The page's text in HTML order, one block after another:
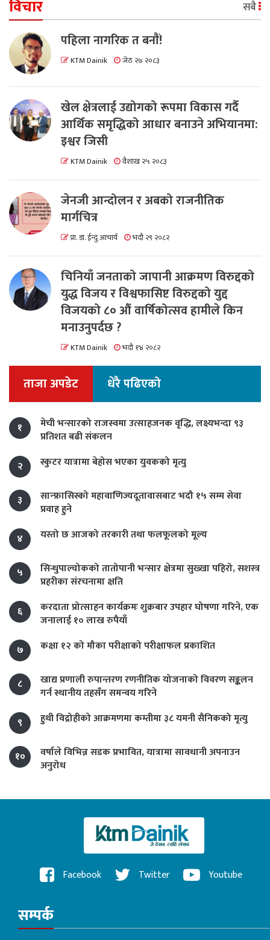
विचार सबै
पहिला नागरिक त बनाैं!
KTM Dainik जेठ २७ २०८३
खेल क्षेत्रलाई उद्योगको रूपमा विकास गर्दै
आर्थिक समृद्धिको आधार बनाउने अभियानमा:
इश्वर जिसी
KTM Dainik वैशाख २५ २०८३
जेनजी आन्दोलन र अबको राजनीतिक
मार्गचित्र
प्रा. डा. ईन्दु आचार्य भदौ २९ २०८२
चिनियाँ जनताको जापानी आक्रमण विरुद्दको
युद्ध विजय र विश्वफासिष्ट विरुद्दको युद्द
विजयको ८० औं वार्षिकोत्सव हामीले किन
मनाउनुपर्दछ ?
KTM Dainik भदौ १४ २०८२
ताजा अपडेट धेरै पढिएको
१
मेची भन्सारको राजस्वमा उत्साहजनक वृद्धि, लक्ष्यभन्दा ९३
प्रतिशत बढी संकलन
२
स्कुटर यात्रामा बेहोस भएका युवकको मृत्यु
३
सान्फ्रासिस्को महावाणिज्यदूतावासबाट भदौ १५ सम्म सेवा
प्रवाह हुने
४
यस्तो छ आजको तरकारी तथा फलफूलको मूल्य
५
सिन्धुपाल्चोकको तातोपानी भन्सार क्षेत्रमा सुख्खा पहिरो, सशस्त्र
प्रहरीका संरचनामा क्षति
६
करदाता प्रोत्साहन कार्यक्रमः शुक्रबार उपहार घोषणा गरिने, एक
जनालाई १० लाख रुपैयाँ
७
कक्षा १२ को मौका परीक्षाको परीक्षाफल प्रकाशित
८
खाद्य प्रणाली रुपान्तरण रणनीतिक योजनाको विवरण सङ्कलन
गर्न स्थानीय तहसँग समन्वय गरिने
९
हुथी विद्रोहीको आक्रमणमा कम्तीमा ३८ यमनी सैनिकको मृत्यु
१०
वर्षाले विभिन्न सडक प्रभावित, यात्रामा सावधानी अपनाउन
अनुरोध
Facebook Twitter Youtube
सम्पर्क